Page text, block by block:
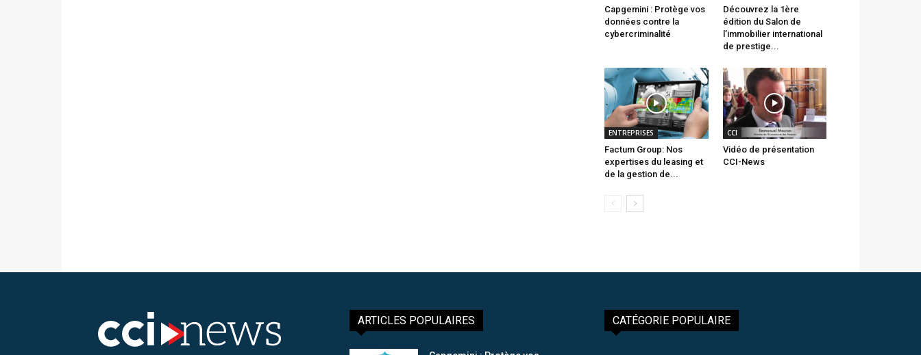
Capgemini : Protège vos
données contre la
cybercriminalité
Découvrez la 1ère
édition du Salon de
l’immobilier international
de prestige...
ENTREPRISES
Factum Group: Nos
expertises du leasing et
de la gestion de...
CCI
Vidéo de présentation
CCI-News
ARTICLES POPULAIRES CATÉGORIE POPULAIRE